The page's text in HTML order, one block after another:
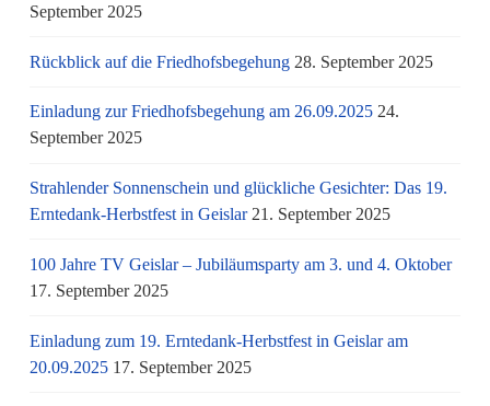
September 2025
Rückblick auf die Friedhofsbegehung 28. September 2025
Einladung zur Friedhofsbegehung am 26.09.2025 24.
September 2025
Strahlender Sonnenschein und glückliche Gesichter: Das 19.
Erntedank-Herbstfest in Geislar 21. September 2025
100 Jahre TV Geislar – Jubiläumsparty am 3. und 4. Oktober
17. September 2025
Einladung zum 19. Erntedank-Herbstfest in Geislar am
20.09.2025 17. September 2025